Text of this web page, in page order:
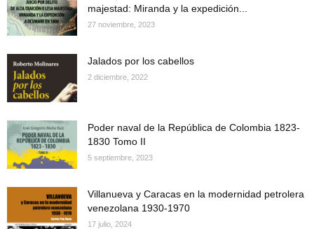
majestad: Miranda y la expedición...
27 noviembre, 2023
Jalados por los cabellos
2 diciembre, 2022
Poder naval de la República de Colombia 1823-
1830 Tomo II
5 septiembre, 2023
Villanueva y Caracas en la modernidad petrolera
venezolana 1930-1970
17 julio, 2024